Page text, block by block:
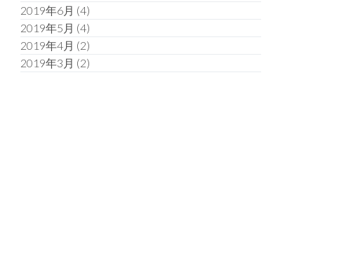
2019年6月 (4)
2019年5月 (4)
2019年4月 (2)
2019年3月 (2)